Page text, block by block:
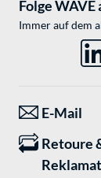
Folge WAVE
Immer auf dem
E-Mail
Retoure